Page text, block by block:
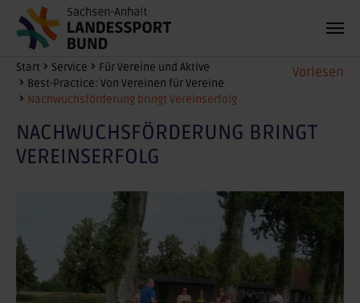
Zum Hauptinhalt springen Vorlesen
Sie sind hier:
Start Service
Für Vereine und Aktive
Best-Practice: Von Vereinen für Vereine
Nachwuchsförderung bringt Vereinserfolg
NACHWUCHSFÖRDERUNG BRINGT
VEREINSERFOLG